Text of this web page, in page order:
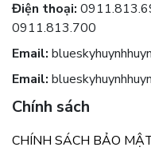
Điện thoại:
0911.813.700
Email:
Email:
Chính sách
CHÍNH SÁCH BẢO